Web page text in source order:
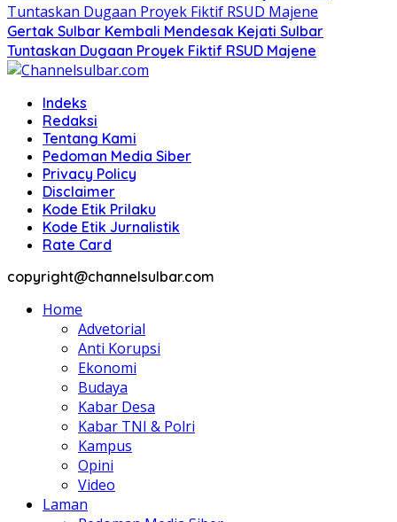
Gertak Sulbar Kembali Mendesak Kejati Sulbar
Tuntaskan Dugaan Proyek Fiktif RSUD Majene
Indeks
Redaksi
Tentang Kami
Pedoman Media Siber
Privacy Policy
Disclaimer
Kode Etik Prilaku
Kode Etik Jurnalistik
Rate Card
copyright@channelsulbar.com
Home
Advetorial
Anti Korupsi
Ekonomi
Budaya
Kabar Desa
Kabar TNI & Polri
Kampus
Opini
Video
Laman